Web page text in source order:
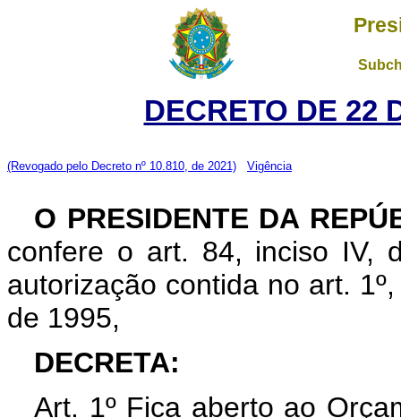
DECRETO DE 22
(Revogado pelo Decreto nº 10.810, de 2021) Vigência
O PRESIDENTE DA
confere o art. 84, inciso IV,
autorização contida no art.
de 1995,
DECRETA:
Art. 1º Fica aberto ao